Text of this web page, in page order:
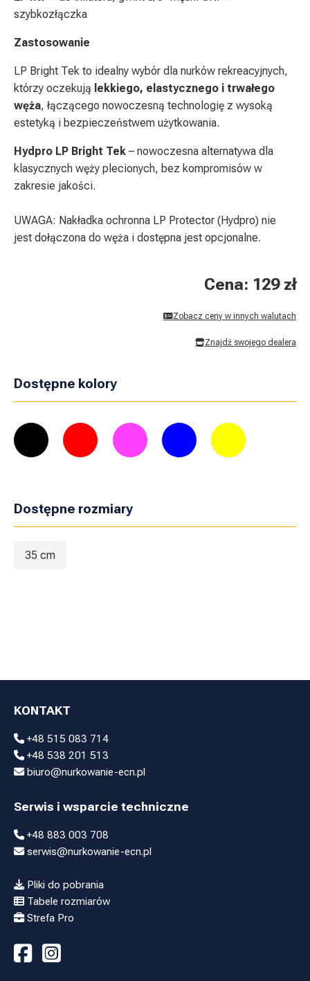
szybkozłączka
Zastosowanie
LP Bright Tek to idealny wybór dla nurków rekreacyjnych,
którzy oczekują lekkiego, elastycznego i trwałego
węża, łączącego nowoczesną technologię z wysoką
estetyką i bezpieczeństwem użytkowania.
Hydpro LP Bright Tek – nowoczesna alternatywa dla
klasycznych węży plecionych, bez kompromisów w
zakresie jakości.
UWAGA: Nakładka ochronna LP Protector (Hydpro) nie
jest dołączona do węża i dostępna jest opcjonalne.
Cena: 129 zł
Zobacz ceny w innych walutach
Znajdź swojego dealera
Dostępne kolory
Dostępne rozmiary
35 cm
KONTAKT
+48 515 083 714
+48 538 201 513
biuro@nurkowanie-ecn.pl
Serwis i wsparcie techniczne
+48 883 003 708
serwis@nurkowanie-ecn.pl
Pliki do pobrania
Tabele rozmiarów
Strefa Pro